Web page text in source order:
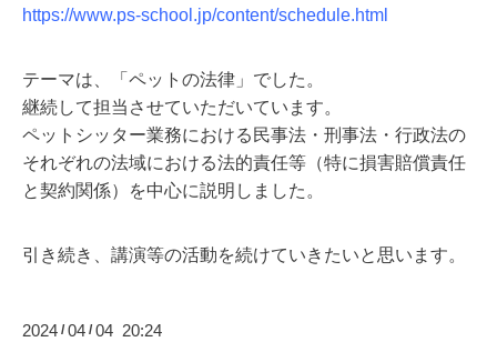
https://www.ps-school.jp/content/schedule.html
テーマは、「ペットの法律」でした。
継続して担当させていただいています。
ペットシッター業務における民事法・刑事法・行政法の
それぞれの法域における法的責任等（特に損害賠償責任
と契約関係）を中心に説明しました。
引き続き、講演等の活動を続けていきたいと思います。
2024 /04 /04 20:24